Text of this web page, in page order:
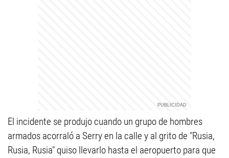
El incidente se produjo cuando un grupo de hombres
armados acorraló a Serry en la calle y al grito de "Rusia,
Rusia, Rusia" quiso llevarlo hasta el aeropuerto para que